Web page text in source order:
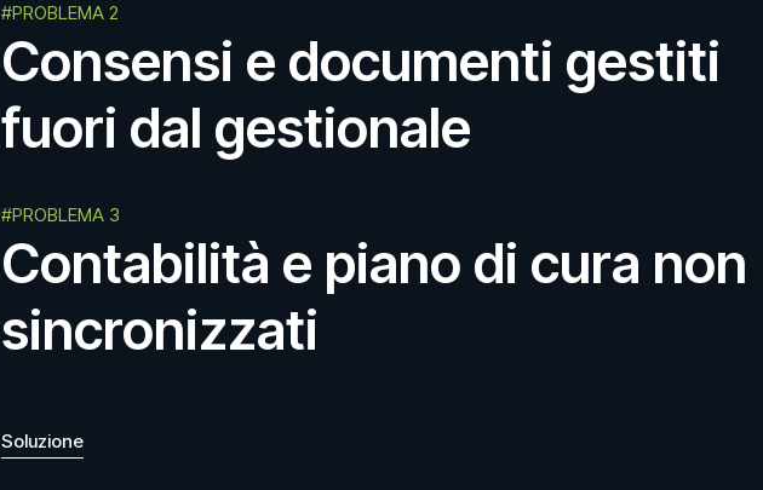
#PROBLEMA 2
Consensi e documenti gestiti
fuori dal gestionale
#PROBLEMA 3
Contabilità e piano di cura non
sincronizzati
Soluzione